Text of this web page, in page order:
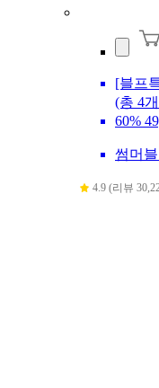
[블프
(총 4
60%
썸머
4.9 (리뷰